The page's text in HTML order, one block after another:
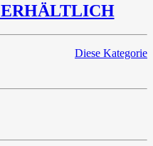
ERHÄLTLICH
Diese Kategorie